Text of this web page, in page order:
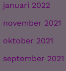
januari 2022
november 2021
oktober 2021
september 2021